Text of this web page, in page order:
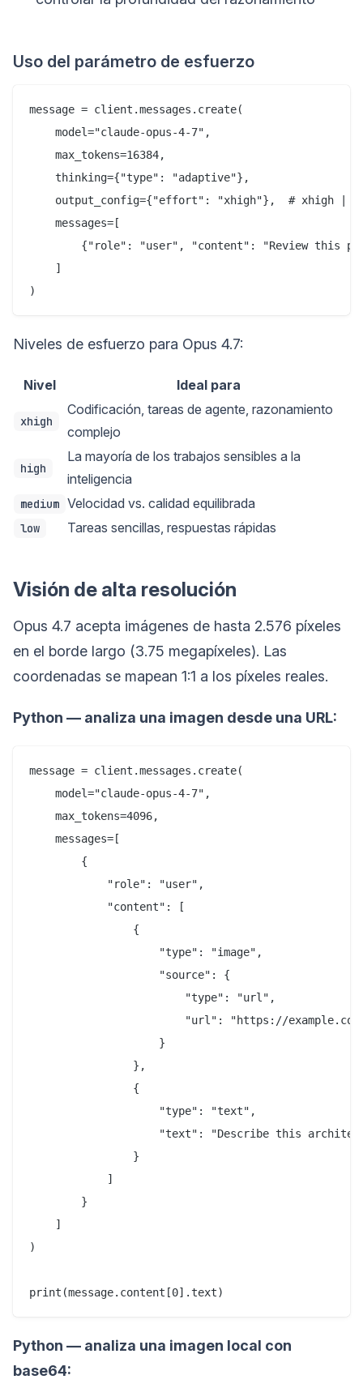
Uso del parámetro de esfuerzo
message = client.messages.create(
    model="claude-opus-4-7",
    max_tokens=16384,
    thinking={"type": "adaptive"},
output_config={"effort": "xhigh"},  # xhigh |
    messages=[
{"role": "user", "content": "Review this
    ]
Niveles de esfuerzo para Opus 4.7:
Nivel Ideal para
xhigh
Codificación, tareas de agente, razonamiento
complejo
high
La mayoría de los trabajos sensibles a la
inteligencia
medium Velocidad vs. calidad equilibrada
low Tareas sencillas, respuestas rápidas
Visión de alta resolución
Opus 4.7 acepta imágenes de hasta 2.576 píxeles
en el borde largo (3.75 megapíxeles). Las
coordenadas se mapean 1:1 a los píxeles reales.
Python — analiza una imagen desde una URL:
message = client.messages.create(
    model="claude-opus-4-7",
    max_tokens=4096,
    messages=[
        {
            "role": "user",
            "content": [
                {
                    "type": "image",
                    "source": {
                        "type": "url",
"url": "https://
                    }
                },
                {
                    "type": "text",
"text": "Describe this
                }
            ]
        }
    ]
)
Python — analiza una imagen local con
base64: